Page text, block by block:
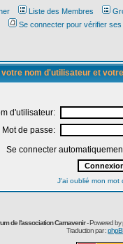
Liste des Membres
Se connecter pour vérifier
nom d'utilisateur et
d'utilisateur:
Mot de passe:
Se connecter
J'ai oublié mon mot
de l'association Carnavenir- Powered by
Traduction par :